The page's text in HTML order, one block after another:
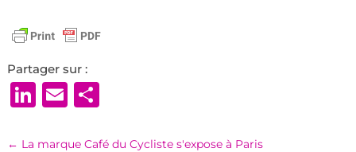
Partager sur :
LinkedIn
EmailPartager
← La marque Café du Cycliste s'expose à Paris